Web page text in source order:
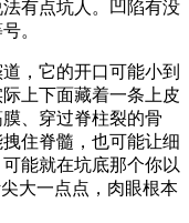
有点坑人。凹陷有没
。
，它的开口可能小到
上下面藏着一条上皮
、穿过脊柱裂的骨
住脊髓，也可能让细
能就在坑底那个你以
大一点点，肉眼根本